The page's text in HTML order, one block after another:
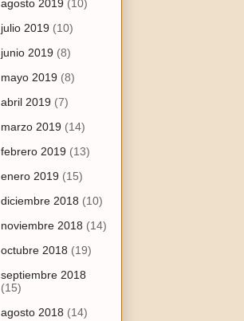
agosto 2019 (10)
julio 2019 (10)
junio 2019 (8)
mayo 2019 (8)
abril 2019 (7)
marzo 2019 (14)
febrero 2019 (13)
enero 2019 (15)
diciembre 2018 (10)
noviembre 2018 (14)
octubre 2018 (19)
septiembre 2018
(15)
agosto 2018 (14)